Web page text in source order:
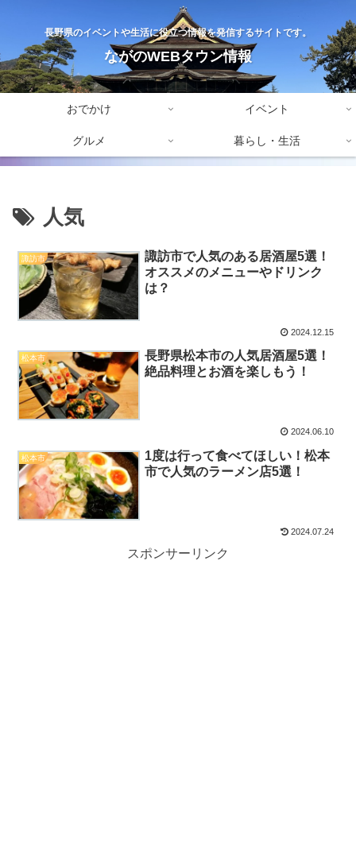
長野県のイベントや生活に役立つ情報を発信するサイトです。
ながのWEBタウン情報
おでかけ イベント
グルメ 暮らし・生活
人気
諏訪市
諏訪市で人気のある居酒屋5選！
オススメのメニューやドリンク
は？
2024.12.15
松本市
長野県松本市の人気居酒屋5選！
絶品料理とお酒を楽しもう！
2024.06.10
松本市
1度は行って食べてほしい！松本
市で人気のラーメン店5選！
2024.07.24
スポンサーリンク